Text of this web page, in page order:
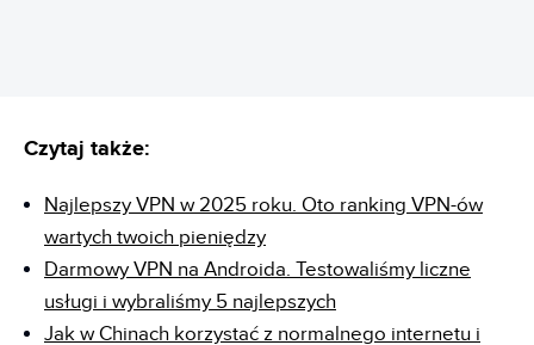
Czytaj także:
Najlepszy VPN w 2025 roku. Oto ranking VPN-ów
wartych twoich pieniędzy
Darmowy VPN na Androida. Testowaliśmy liczne
usługi i wybraliśmy 5 najlepszych
Jak w Chinach korzystać z normalnego internetu i